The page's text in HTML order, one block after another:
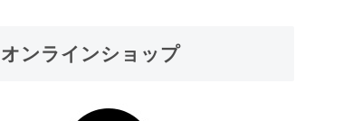
オンラインショップ